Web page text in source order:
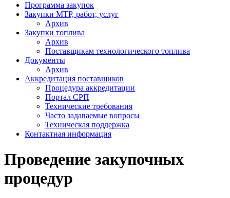
Программа закупок
Закупки МТР, работ, услуг
Архив
Закупки топлива
Архив
Поставщикам технологического топлива
Документы
Архив
Аккредитация поставщиков
Процедура аккредитации
Портал СРП
Технические требования
Часто задаваемые вопросы
Техническая поддержка
Контактная информация
Проведение закупочных
процедур